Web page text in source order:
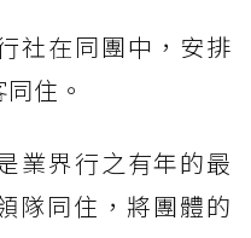
社在同團中，安排
住。
業界行之有年的最
隊同住，將團體的